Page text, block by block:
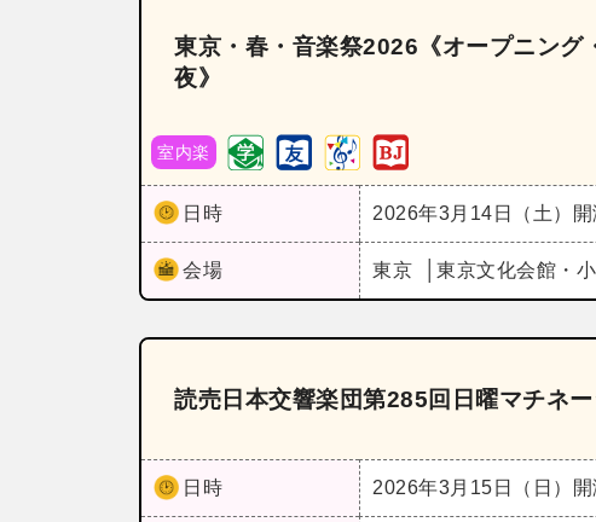
東京・春・音楽祭2026《オープニン
夜》
室内楽
日時 2026年3月14日（土）
会場 東京 東京文化会館・
読売日本交響楽団第285回日曜マチネ
日時 2026年3月15日（日）